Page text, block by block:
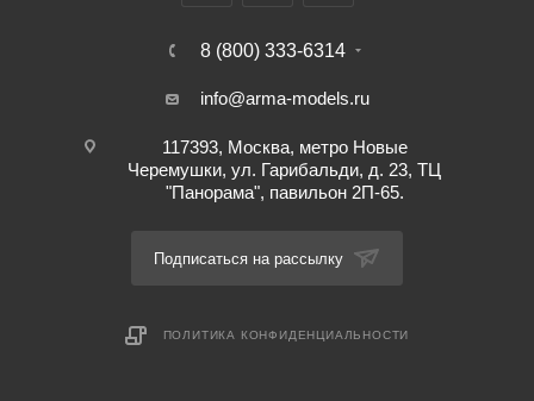
8 (800) 333-6314
info@arma-models.ru
117393, Москва, метро Новые
Черемушки, ул. Гарибальди, д. 23, ТЦ
"Панорама", павильон 2П-65.
Подписаться на рассылку
ПОЛИТИКА КОНФИДЕНЦИАЛЬНОСТИ